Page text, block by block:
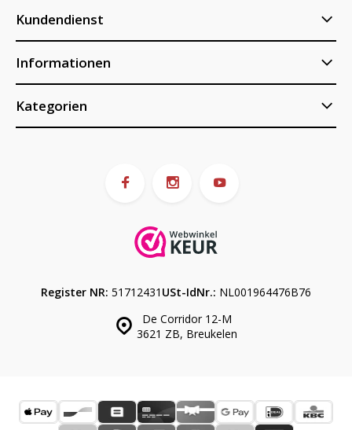
Kundendienst
Informationen
Kategorien
De Corridor 12-M
3621 ZB, Breukelen
Register NR: 51712431 USt-IdNr.: NL001964476B76